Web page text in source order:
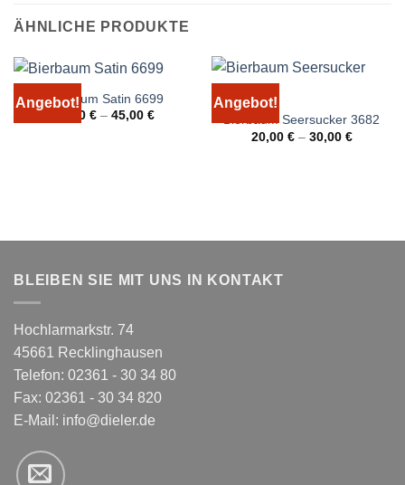
ÄHNLICHE PRODUKTE
Angebot!
Bierbaum Satin 6699
25,00 €– 45,00 €
Angebot!
Bierbaum Seersucker 3682
20,00 €– 30,00 €
BLEIBEN SIE MIT UNS IN KONTAKT
Hochlarmarkstr. 74
45661 Recklinghausen
Telefon: 02361 - 30 34 80
Fax: 02361 - 30 34 820
E-Mail: info@dieler.de